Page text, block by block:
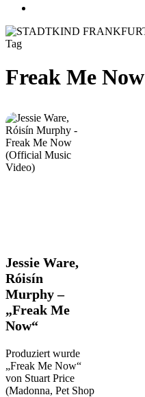
Tag
Freak Me Now
Jessie
Ware,
Róisín
Murphy
„Freak
Me
Jessie Ware,
Róisín
Murphy –
„Freak Me
Now“
Produziert wurde
„Freak Me Now“
von Stuart Price
(Madonna, Pet Shop